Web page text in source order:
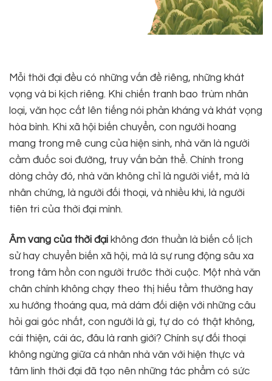
Mỗi thời đại đều có những vấn đề riêng, những khát
vọng và bi kịch riêng. Khi chiến tranh bao trùm nhân
loại, văn học cất lên tiếng nói phản kháng và khát vọng
hòa bình. Khi xã hội biến chuyển, con người hoang
mang trong mê cung của hiện sinh, nhà văn là người
cầm đuốc soi đường, truy vấn bản thể. Chính trong
dòng chảy đó, nhà văn không chỉ là người viết, mà là
nhân chứng, là người đối thoại, và nhiều khi, là người
tiên tri của thời đại mình.
Âm vang của thời đại không đơn thuần là biến cố lịch
sử hay chuyển biến xã hội, mà là sự rung động sâu xa
trong tâm hồn con người trước thời cuộc. Một nhà văn
chân chính không chạy theo thị hiếu tầm thường hay
xu hướng thoáng qua, mà dám đối diện với những câu
hỏi gai góc nhất, con người là gì, tự do có thật không,
cái thiện, cái ác, đâu là ranh giới? Chính sự đối thoại
không ngừng giữa cá nhân nhà văn với hiện thực và
tâm linh thời đại đã tạo nên những tác phẩm có sức